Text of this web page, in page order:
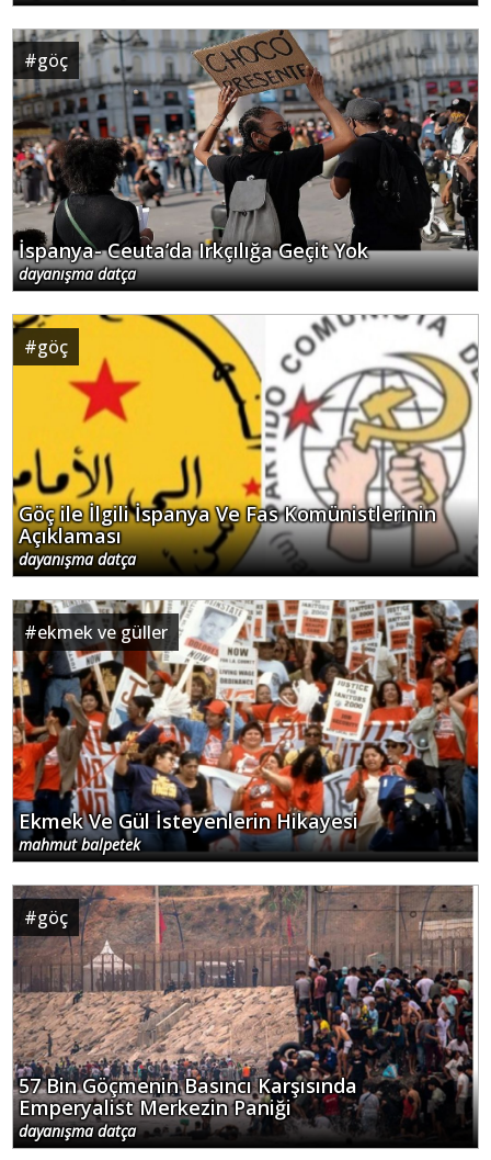
#göç
İspanya- Ceuta’da Irkçılığa Geçit Yok
dayanışma datça
#göç
Göç ile İlgili İspanya Ve Fas Komünistlerinin
Açıklaması
dayanışma datça
#ekmek ve güller
Ekmek Ve Gül İsteyenlerin Hikayesi
mahmut balpetek
#göç
57 Bin Göçmenin Basıncı Karşısında
Emperyalist Merkezin Paniği
dayanışma datça